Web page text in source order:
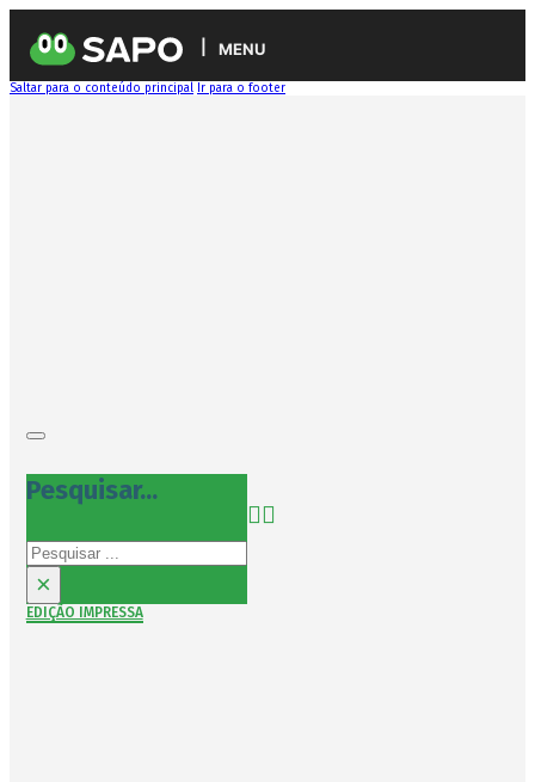
MENU
Saltar para o conteúdo principal Ir para o footer
Pesquisar...
Pesquisar
×
EDIÇÃO IMPRESSA